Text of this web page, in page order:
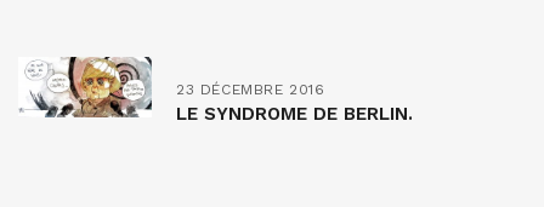
23 DÉCEMBRE 2016
LE SYNDROME DE BERLIN.